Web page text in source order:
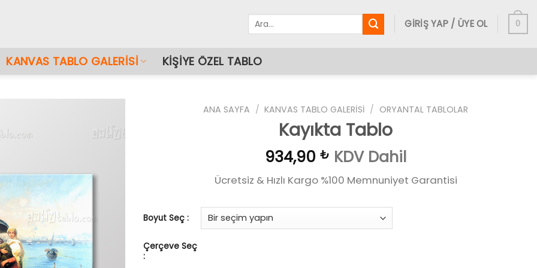
Ara: GIRIŞ YAP / ÜYE OL 0
KANVAS TABLO GALERISI KIŞIYE ÖZEL TABLO
ANA SAYFA / KANVAS TABLO GALERISI / ORYANTAL TABLOLAR
Kayıkta Tablo
934,90 ₺ KDV Dahil
Ücretsiz & Hızlı Kargo %100 Memnuniyet Garantisi
Boyut Seç :
Çerçeve Seç
: